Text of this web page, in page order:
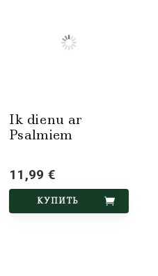
Ik dienu ar
Psalmiem
11,99 €
КУПИТЬ